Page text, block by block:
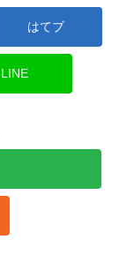
はてブ
LINE